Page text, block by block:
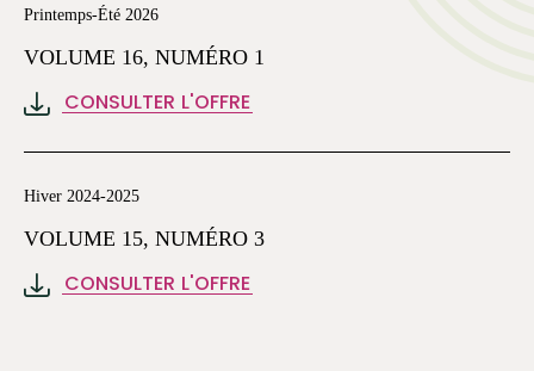
Printemps-Été 2026
VOLUME 16, NUMÉRO 1
CONSULTER L'OFFRE
Hiver 2024-2025
VOLUME 15, NUMÉRO 3
CONSULTER L'OFFRE